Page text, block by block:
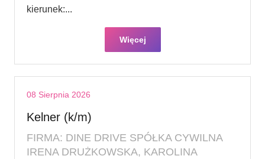
kierunek:...
Więcej
08 Sierpnia 2026
Kelner (k/m)
FIRMA: DINE DRIVE SPÓŁKA CYWILNA
IRENA DRUŻKOWSKA, KAROLINA